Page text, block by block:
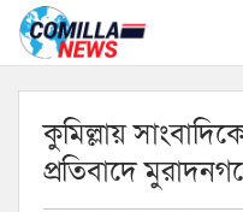
কুমিল্লায়
প্রতিবাদে